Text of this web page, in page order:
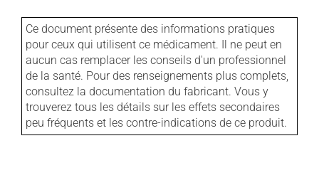
Ce document présente des informations pratiques
pour ceux qui utilisent ce médicament. Il ne peut en
aucun cas remplacer les conseils d'un professionnel
de la santé. Pour des renseignements plus complets,
consultez la documentation du fabricant. Vous y
trouverez tous les détails sur les effets secondaires
peu fréquents et les contre-indications de ce produit.